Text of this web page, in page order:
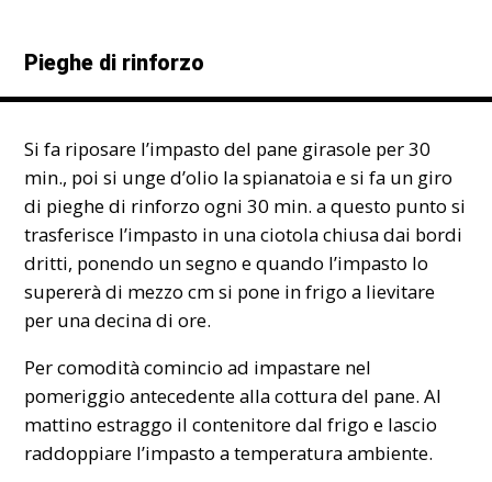
Pieghe di rinforzo
Si fa riposare l’impasto del pane girasole per 30
min., poi si unge d’olio la spianatoia e si fa un giro
di pieghe di rinforzo ogni 30 min. a questo punto si
trasferisce l’impasto in una ciotola chiusa dai bordi
dritti, ponendo un segno e quando l’impasto lo
supererà di mezzo cm si pone in frigo a lievitare
per una decina di ore.
Per comodità comincio ad impastare nel
pomeriggio antecedente alla cottura del pane. Al
mattino estraggo il contenitore dal frigo e lascio
raddoppiare l’impasto a temperatura ambiente.